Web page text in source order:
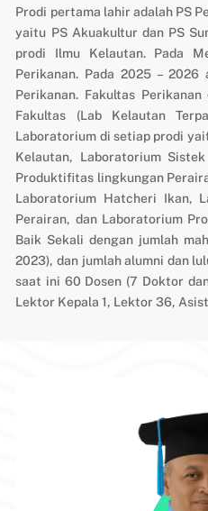
Prodi pertama lahir adalah PS
yaitu PS Akuakultur dan PS
prodi Ilmu Kelautan. Pada
Perikanan. Pada 2025 –
Perikanan. Fakultas
Fakultas (Lab Kelautan
Laboratorium di setiap prodi
Kelautan, Laboratorium
Produktifitas lingkungan
Laboratorium Hatcheri Ikan,
Perairan, dan Laboratorium
Baik Sekali dengan jumlah
2023), dan jumlah alumni dan
saat ini 60 Dosen (7 Doktor
Lektor Kepala 1, Lektor 36,